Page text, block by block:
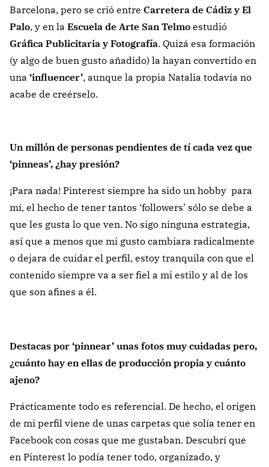
Barcelona, pero se crió entre Carretera de Cádiz y El
Palo, y en la Escuela de Arte San Telmo estudió
Gráfica Publicitaria y Fotografía. Quizá esa formación
(y algo de buen gusto añadido) la hayan convertido en
una ‘influencer’, aunque la propia Natalia todavía no
acabe de creérselo.
Un millón de personas pendientes de tí cada vez que
‘pinneas’, ¿hay presión?
¡Para nada! Pinterest siempre ha sido un hobby para
mí, el hecho de tener tantos ‘followers’ sólo se debe a
que les gusta lo que ven. No sigo ninguna estrategia,
así que a menos que mi gusto cambiara radicalmente
o dejara de cuidar el perfil, estoy tranquila con que el
contenido siempre va a ser fiel a mi estilo y al de los
que son afines a él.
Destacas por ‘pinnear’ unas fotos muy cuidadas pero,
¿cuánto hay en ellas de producción propia y cuánto
ajeno?
Prácticamente todo es referencial. De hecho, el origen
de mi perfil viene de unas carpetas que solía tener en
Facebook con cosas que me gustaban. Descubrí que
en Pinterest lo podía tener todo, organizado, y